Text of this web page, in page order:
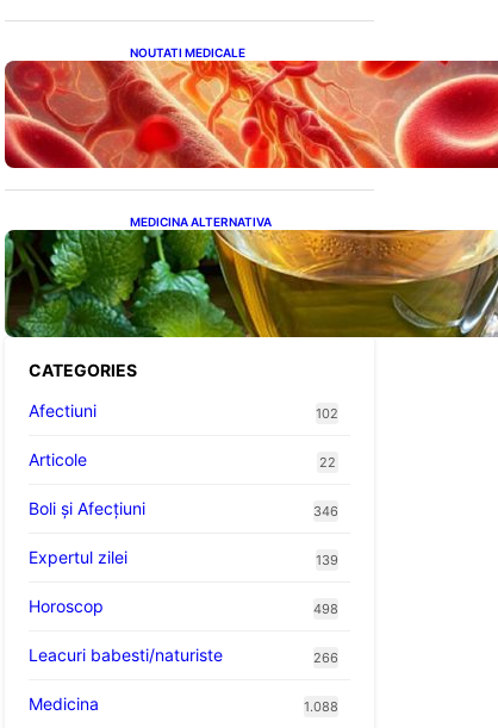
NOUTATI MEDICALE
Vitamina K: Beneficii,
Riscuri și Interacțiuni în
Coagularea Sângelui
MEDICINA ALTERNATIVA
Roinița: Soluția Naturală
pentru Reducerea
Cortizolului și Îmbunătățirea
Somnului
CATEGORIES
Afectiuni
102
Articole 22
Boli și Afecțiuni 346
Expertul zilei 139
Horoscop 498
Leacuri babesti/naturiste 266
Medicina 1.088